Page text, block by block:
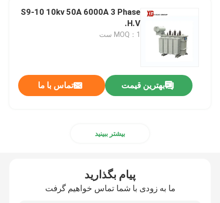
S9-10 10kv 50A 6000A 3 Phase
H.V.
MOQ：1 ست
بهترین قیمت تماس با ما
بیشتر ببینید
پیام بگذارید
ما به زودی با شما تماس خواهیم گرفت